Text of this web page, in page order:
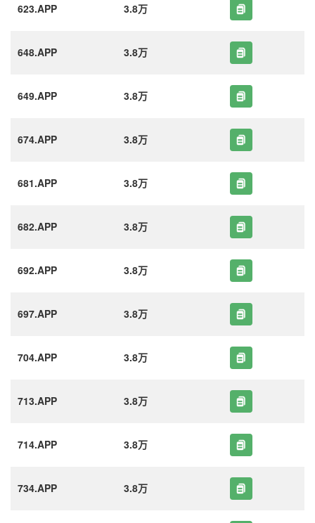
623.APP 3.8万
648.APP 3.8万
649.APP 3.8万
674.APP 3.8万
681.APP 3.8万
682.APP 3.8万
692.APP 3.8万
697.APP 3.8万
704.APP 3.8万
713.APP 3.8万
714.APP 3.8万
734.APP 3.8万